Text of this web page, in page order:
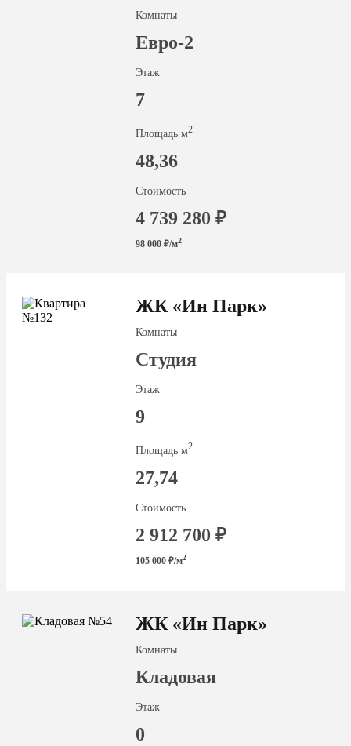
Комнаты
Евро-2
Этаж
7
Площадь м2
48,36
Стоимость
4 739 280 ₽
98 000 ₽/м2
ЖК «Ин Парк»
Комнаты
Студия
Этаж
9
Площадь м2
27,74
Стоимость
2 912 700 ₽
105 000 ₽/м2
ЖК «Ин Парк»
Комнаты
Кладовая
Этаж
0